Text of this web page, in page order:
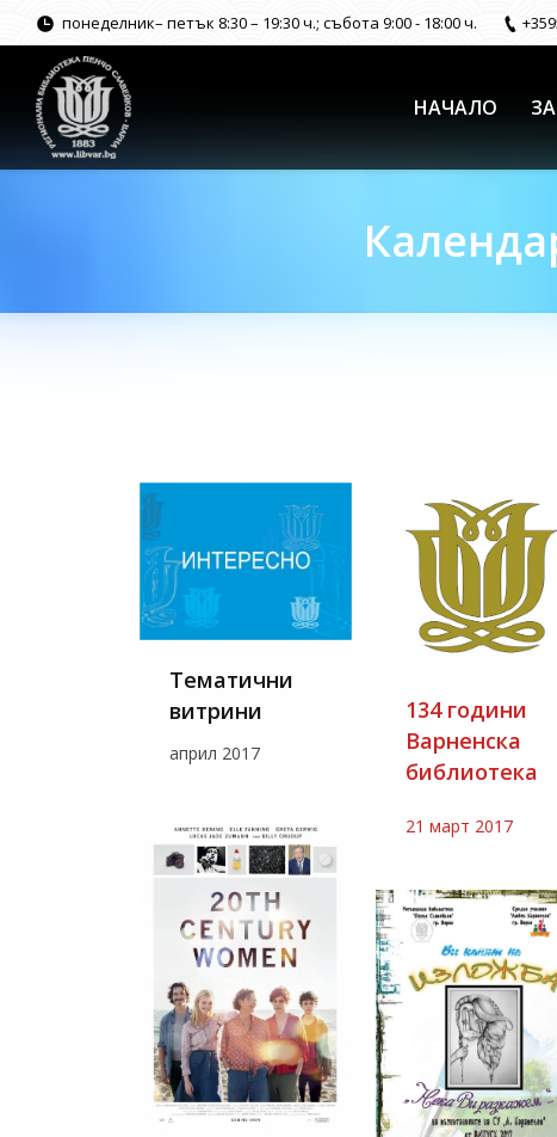
понеделник– петък 8:30 – 19:30 ч.; събота 9:00 - 18:00 ч.
НАЧАЛО
Тематични
витрини
април 2017
134 години
Варненска
библиотека
21 март 2017